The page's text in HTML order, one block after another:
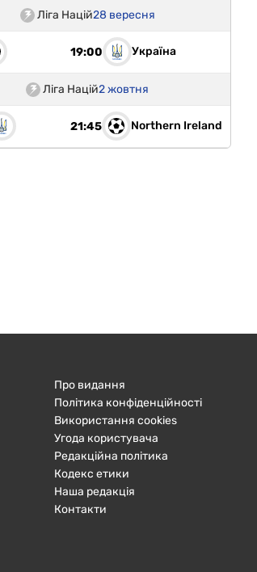
Ліга Націй28 вересня
19:00 Україна
Ліга Націй2 жовтня
21:45 Northern Ireland
Про видання
Політика конфіденційності
Використання cookies
Угода користувача
Редакційна політика
Кодекс етики
Наша редакція
Контакти